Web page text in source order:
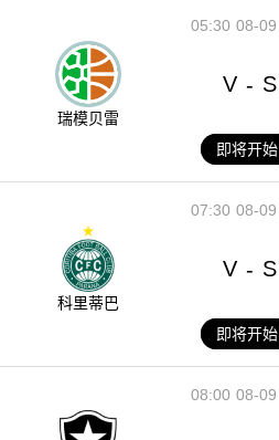
08-09
05:30
瑞模贝雷
V - S
即将开始
08-09
07:30
科里蒂巴
V - S
即将开始
08-09
08:00